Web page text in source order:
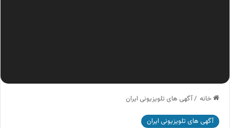
خانه /آگهی های تلویزیونی ایران
آگهی های تلویزیونی ایران